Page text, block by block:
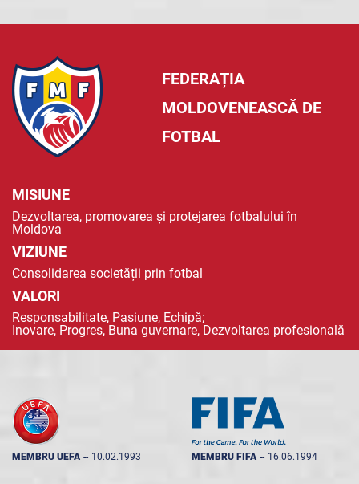
FEDERAȚIA
MOLDOVENEASCĂ DE
FOTBAL
MISIUNE
Dezvoltarea, promovarea și protejarea fotbalului în
Moldova
VIZIUNE
Consolidarea societății prin fotbal
VALORI
Responsabilitate, Pasiune, Echipă;
Inovare, Progres, Buna guvernare, Dezvoltarea profesională
MEMBRU UEFA -- 10.02.1993 MEMBRU FIFA -- 16.06.1994